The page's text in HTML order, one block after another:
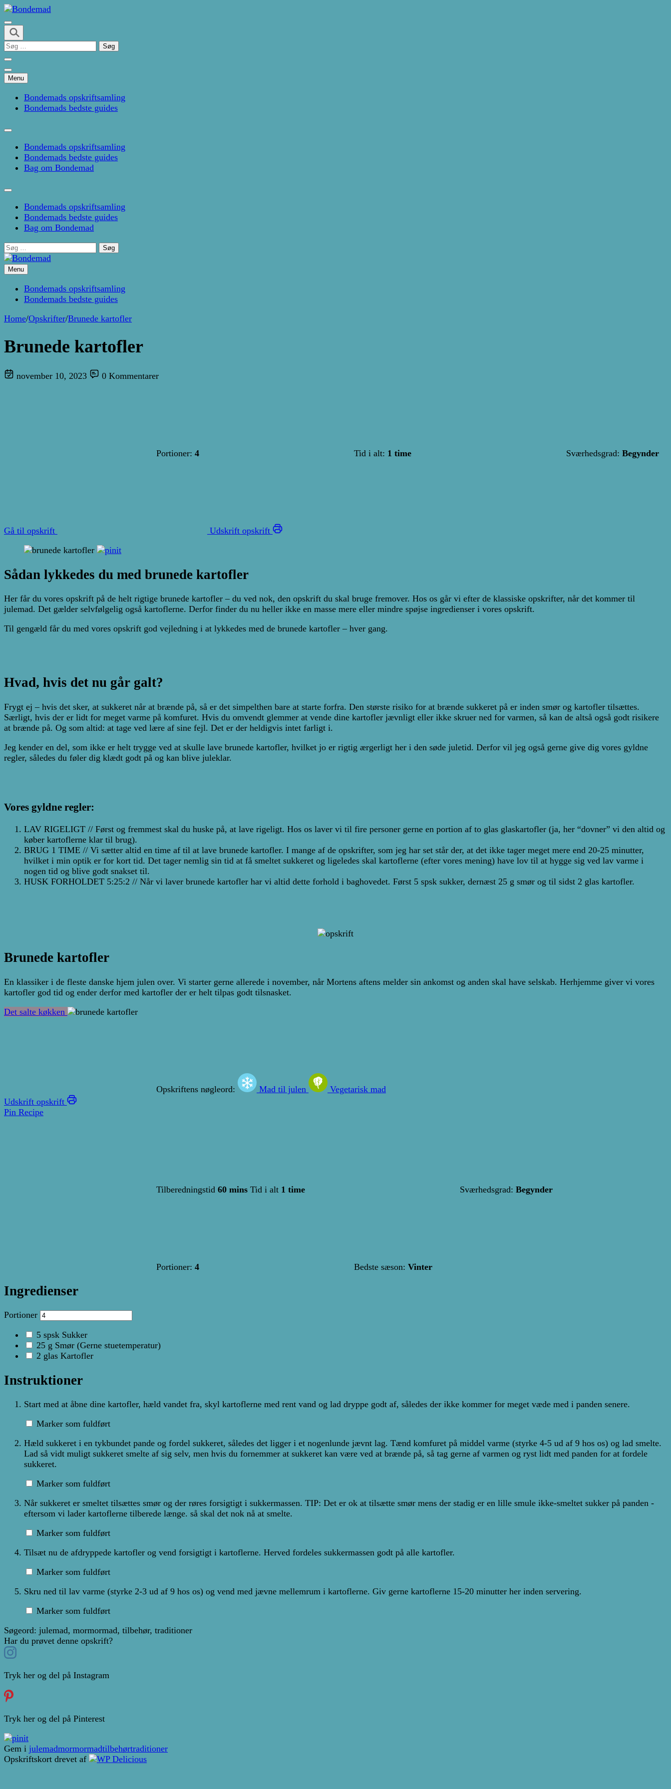
Skip
to
content
(Press
Enter)
Bondemad
Kage- og madblog af Pernille Janbæk
Søg
Menu
Bondemads opskriftsamling
Bondemads bedste guides
Bondemads opskriftsamling
Bondemads bedste guides
Bag om Bondemad
Bondemads opskriftsamling
Bondemads bedste guides
Bag om Bondemad
Søg
efter:
Bondemad
Kage- og madblog af Pernille Janbæk
Menu
Bondemads opskriftsamling
Bondemads bedste guides
Home/Opskrifter/Brunede kartofler
Brunede kartofler
november 10, 2023 0 Kommentarer
Portioner: 4 Tid i alt: 1 time Sværhedsgrad: Begynder
Gå til opskrift Udskrift opskrift
Sådan lykkedes du med brunede kartofler
Her får du vores opskrift på de helt rigtige brunede kartofler – du ved nok, den opskrift du skal bruge fremover. Hos os går vi efter de klassiske opskrifter, når det kommer til
julemad. Det gælder selvfølgelig også kartoflerne. Derfor finder du nu heller ikke en masse mere eller mindre spøjse ingredienser i vores opskrift.
Til gengæld får du med vores opskrift god vejledning i at lykkedes med de brunede kartofler – hver gang.
Hvad, hvis det nu går galt?
Frygt ej – hvis det sker, at sukkeret når at brænde på, så er det simpelthen bare at starte forfra. Den største risiko for at brænde sukkeret på er inden smør og kartofler tilsættes.
Særligt, hvis der er lidt for meget varme på komfuret. Hvis du omvendt glemmer at vende dine kartofler jævnligt eller ikke skruer ned for varmen, så kan de altså også godt risikere
at brænde på. Og som altid: at tage ved lære af sine fejl. Det er der heldigvis intet farligt i.
Jeg kender en del, som ikke er helt trygge ved at skulle lave brunede kartofler, hvilket jo er rigtig ærgerligt her i den søde juletid. Derfor vil jeg også gerne give dig vores gyldne
regler, således du føler dig klædt godt på og kan blive juleklar.
Vores gyldne regler:
LAV RIGELIGT // Først og fremmest skal du huske på, at lave rigeligt. Hos os laver vi til fire personer gerne en portion af to glas glaskartofler (ja, her “dovner” vi den altid og
køber kartoflerne klar til brug).
BRUG 1 TIME // Vi sætter altid en time af til at lave brunede kartofler. I mange af de opskrifter, som jeg har set står der, at det ikke tager meget mere end 20-25 minutter,
hvilket i min optik er for kort tid. Det tager nemlig sin tid at få smeltet sukkeret og ligeledes skal kartoflerne (efter vores mening) have lov til at hygge sig ved lav varme i
nogen tid og blive godt snakset til.
HUSK FORHOLDET 5:25:2 // Når vi laver brunede kartofler har vi altid dette forhold i baghovedet. Først 5 spsk sukker, dernæst 25 g smør og til sidst 2 glas kartofler.
Brunede kartofler
En klassiker i de fleste danske hjem julen over. Vi starter gerne allerede i november, når Mortens aftens melder sin ankomst og anden skal have selskab. Herhjemme giver vi vores
kartofler god tid og ender derfor med kartofler der er helt tilpas godt tilsnasket.
Det salte køkken
Opskriftens nøgleord: Mad til julen
Vegetarisk mad
Udskrift opskrift
Pin Recipe
Tilberedningstid 60 mins Tid i alt 1 time Sværhedsgrad: Begynder
Portioner: 4 Bedste sæson: Vinter
Ingredienser
Portioner
5 spsk Sukker
25 g Smør (Gerne stuetemperatur)
2 glas Kartofler
Instruktioner
Start med at åbne dine kartofler, hæld vandet fra, skyl kartoflerne med rent vand og lad dryppe godt af, således der ikke kommer for meget væde med i panden senere.
Marker som fuldført
Hæld sukkeret i en tykbundet pande og fordel sukkeret, således det ligger i et nogenlunde jævnt lag. Tænd komfuret på middel varme (styrke 4-5 ud af 9 hos os) og lad smelte.
Lad så vidt muligt sukkeret smelte af sig selv, men hvis du fornemmer at sukkeret kan være ved at brænde på, så tag gerne af varmen og ryst lidt med panden for at fordele
sukkeret.
Marker som fuldført
Når sukkeret er smeltet tilsættes smør og der røres forsigtigt i sukkermassen. TIP: Det er ok at tilsætte smør mens der stadig er en lille smule ikke-smeltet sukker på panden -
eftersom vi lader kartoflerne tilberede længe. så skal det nok nå at smelte.
Marker som fuldført
Tilsæt nu de afdryppede kartofler og vend forsigtigt i kartoflerne. Herved fordeles sukkermassen godt på alle kartofler.
Marker som fuldført
Skru ned til lav varme (styrke 2-3 ud af 9 hos os) og vend med jævne mellemrum i kartoflerne. Giv gerne kartoflerne 15-20 minutter her inden servering.
Marker som fuldført
Søgeord: julemad, mormormad, tilbehør, traditioner
Har du prøvet denne opskrift?
Tryk her og del på Instagram
Tryk her og del på Pinterest
Gem i julemadmormormadtilbehørtraditioner
Opskriftskort drevet af